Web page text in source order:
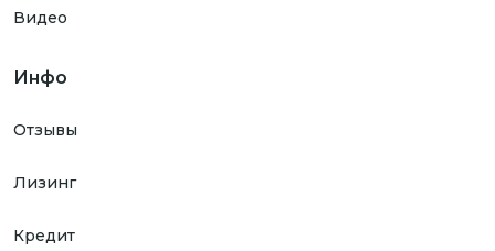
Видео
Инфо
Отзывы
Лизинг
Кредит